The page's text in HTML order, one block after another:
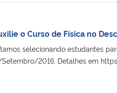
o Curso de Física no
selecionando estudantes
Setembro/2016. Detalhes em